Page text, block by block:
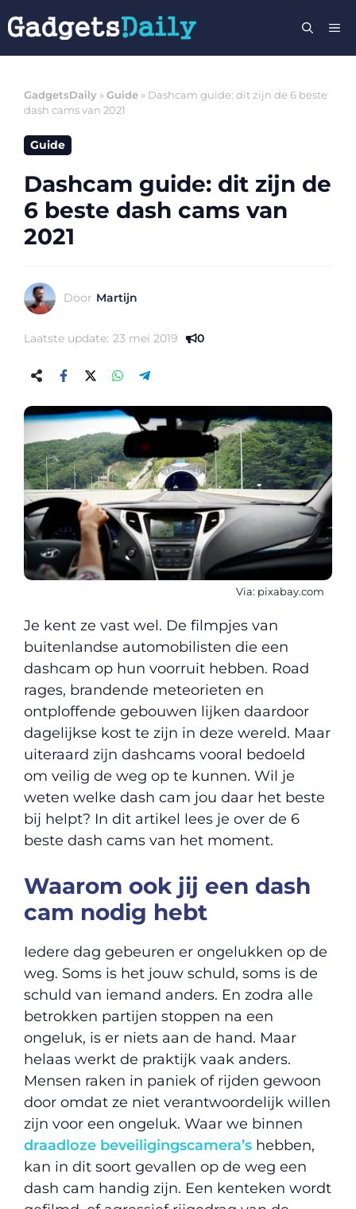
naar
de
GadgetsDaily »Guide » Dashcam guide: dit zijn de 6 beste
dash cams van 2021
Guide
Dashcam guide: dit zijn de
6 beste dash cams van
2021
Door Martijn
Laatste update: 23 mei 2019 0
Via: pixabay.com
Je kent ze vast wel. De filmpjes van
buitenlandse automobilisten die een
dashcam op hun voorruit hebben. Road
rages, brandende meteorieten en
ontploffende gebouwen lijken daardoor
dagelijkse kost te zijn in deze wereld. Maar
uiteraard zijn dashcams vooral bedoeld
om veilig de weg op te kunnen. Wil je
weten welke dash cam jou daar het beste
bij helpt? In dit artikel lees je over de 6
beste dash cams van het moment.
Waarom ook jij een dash
cam nodig hebt
Iedere dag gebeuren er ongelukken op de
weg. Soms is het jouw schuld, soms is de
schuld van iemand anders. En zodra alle
betrokken partijen stoppen na een
ongeluk, is er niets aan de hand. Maar
helaas werkt de praktijk vaak anders.
Mensen raken in paniek of rijden gewoon
door omdat ze niet verantwoordelijk willen
zijn voor een ongeluk. Waar we binnen
draadloze beveiligingscamera’s hebben,
kan in dit soort gevallen op de weg een
dash cam handig zijn. Een kenteken wordt